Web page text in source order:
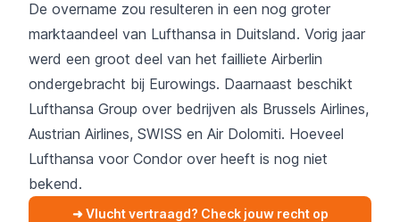
De overname zou resulteren in een nog groter
marktaandeel van Lufthansa in Duitsland. Vorig jaar
werd een groot deel van het failliete Airberlin
ondergebracht bij Eurowings. Daarnaast beschikt
Lufthansa Group over bedrijven als Brussels Airlines,
Austrian Airlines, SWISS en Air Dolomiti. Hoeveel
Lufthansa voor Condor over heeft is nog niet
bekend.
➜ Vlucht vertraagd? Check jouw recht op